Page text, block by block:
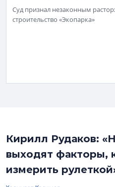
Суд признал незаконным
строительство «Экопарка»
Кирилл Рудаков:
выходят факторы,
измерить